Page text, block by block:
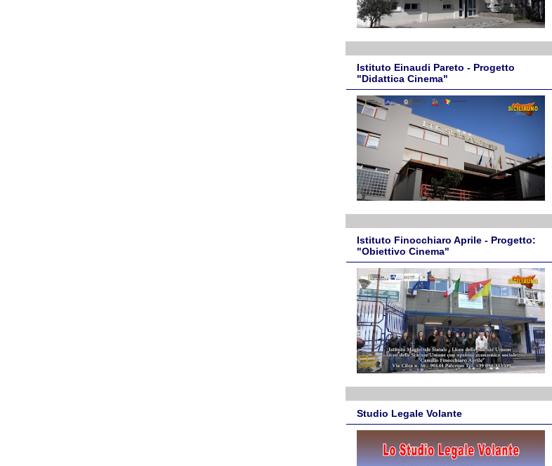
Istituto Einaudi Pareto - Progetto
"Didattica Cinema"
Istituto Finocchiaro Aprile - Progetto:
"Obiettivo Cinema"
Studio Legale Volante